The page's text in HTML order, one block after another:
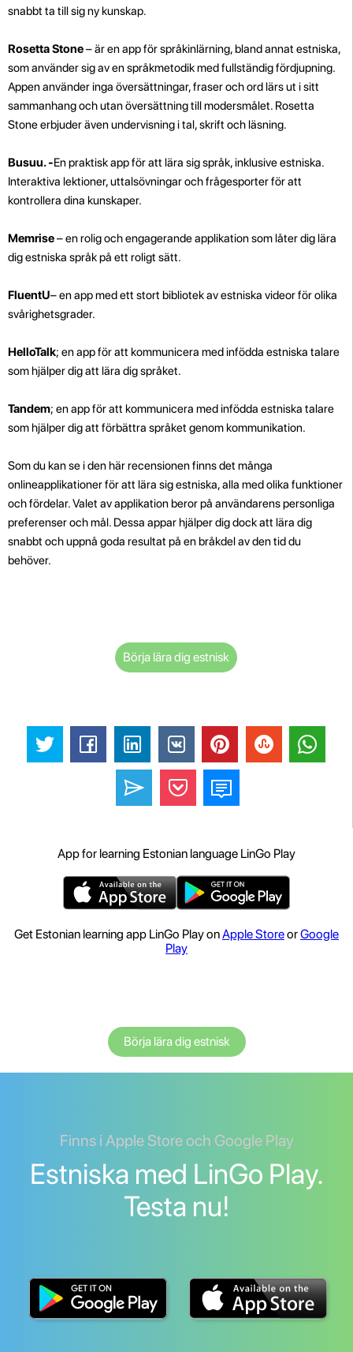
snabbt ta till sig ny kunskap.
Rosetta Stone– är en app för språkinlärning, bland annat estniska,
som använder sig av en språkmetodik med fullständig fördjupning.
Appen använder inga översättningar, fraser och ord lärs ut i sitt
sammanhang och utan översättning till modersmålet. Rosetta
Stone erbjuder även undervisning i tal, skrift och läsning.
Busuu. -En praktisk app för att lära sig språk, inklusive estniska.
Interaktiva lektioner, uttalsövningar och frågesporter för att
kontrollera dina kunskaper.
Memrise– en rolig och engagerande applikation som låter dig lära
dig estniska språk på ett roligt sätt.
FluentU– en app med ett stort bibliotek av estniska videor för olika
svårighetsgrader.
HelloTalk; en app för att kommunicera med infödda estniska talare
som hjälper dig att lära dig språket.
Tandem; en app för att kommunicera med infödda estniska talare
som hjälper dig att förbättra språket genom kommunikation.
Som du kan se i den här recensionen finns det många
onlineapplikationer för att lära sig estniska, alla med olika funktioner
och fördelar. Valet av applikation beror på användarens personliga
preferenser och mål. Dessa appar hjälper dig dock att lära dig
snabbt och uppnå goda resultat på en bråkdel av den tid du
behöver.
Börja lära dig estnisk
App for learning Estonian language LinGo Play
Get Estonian learning app LinGo Play onApple StoreorGoogle
Play
Börja lära dig estnisk
Finns i Apple Store och Google Play
Estniska med LinGo Play.
Testa nu!